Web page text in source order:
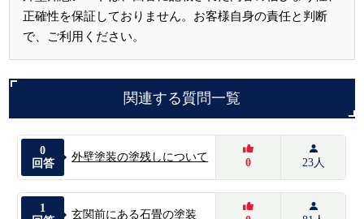
正確性を保証しておりません。お客様自身の責任と判断
で、ご利用ください。
関連する質問一覧
0
回答
外壁塗装の塗残しについて 0 23人
1
玄関前にある石畳の塗装